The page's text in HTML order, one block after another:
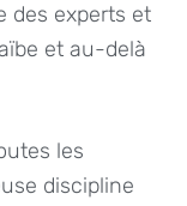
des experts et
et au-delà
les
discipline